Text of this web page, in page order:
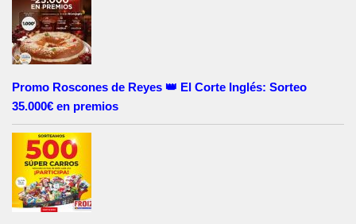
Promo Roscones de Reyes 👑 El Corte Inglés: Sorteo
35.000€ en premios